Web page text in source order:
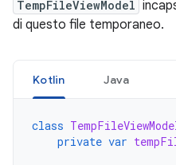
TempFileViewModel
di questo file temporaneo.
Kotlin Java
class
private var